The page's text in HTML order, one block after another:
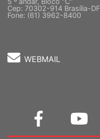
Cep: 70302-914 Brasília-DF
Fone: (61) 3962-8400
WEBMAIL